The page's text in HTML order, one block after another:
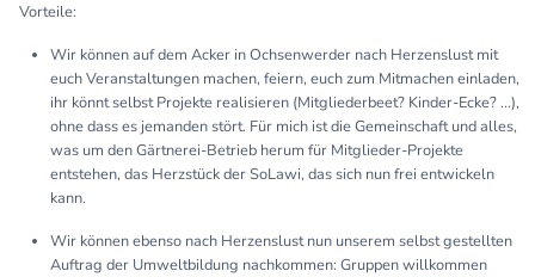
Vorteile:
Wir können auf dem Acker in Ochsenwerder nach Herzenslust mit
euch Veranstaltungen machen, feiern, euch zum Mitmachen einladen,
ihr könnt selbst Projekte realisieren (Mitgliederbeet? Kinder-Ecke? ...),
ohne dass es jemanden stört. Für mich ist die Gemeinschaft und alles,
was um den Gärtnerei-Betrieb herum für Mitglieder-Projekte
entstehen, das Herzstück der SoLawi, das sich nun frei entwickeln
kann.
Wir können ebenso nach Herzenslust nun unserem selbst gestellten
Auftrag der Umweltbildung nachkommen: Gruppen willkommen